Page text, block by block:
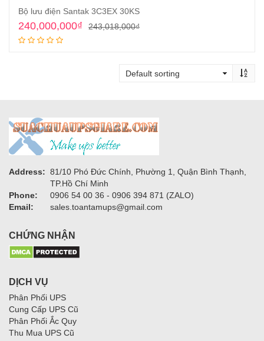
Bộ lưu điện Santak 3C3EX 30KS
243,018,000₫Original
243,018,000₫.
240,000,000₫
Current
240,000,000₫.
Address: 81/10 Phó Đức Chính, Phường 1, Quận Bình Thạnh,
TP.Hồ Chí Minh
Phone:
0906 54 00 36 - 0906 394 871 (ZALO)
Email:
sales.toantamups@gmail.com
CHỨNG NHẬN
DỊCH VỤ
Phân Phối UPS
Cung Cấp UPS Cũ
Phân Phối Ắc Quy
Thu Mua UPS Cũ